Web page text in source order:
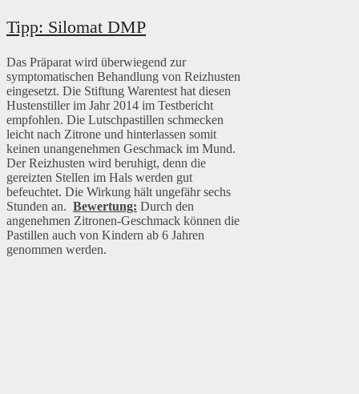
Tipp: Silomat DMP
Das Präparat wird überwiegend zur
symptomatischen Behandlung von Reizhusten
eingesetzt. Die Stiftung Warentest hat diesen
Hustenstiller im Jahr 2014 im Testbericht
empfohlen. Die Lutschpastillen schmecken
leicht nach Zitrone und hinterlassen somit
keinen unangenehmen Geschmack im Mund.
Der Reizhusten wird beruhigt, denn die
gereizten Stellen im Hals werden gut
befeuchtet. Die Wirkung hält ungefähr sechs
Stunden an. Bewertung: Durch den
angenehmen Zitronen-Geschmack können die
Pastillen auch von Kindern ab 6 Jahren
genommen werden.